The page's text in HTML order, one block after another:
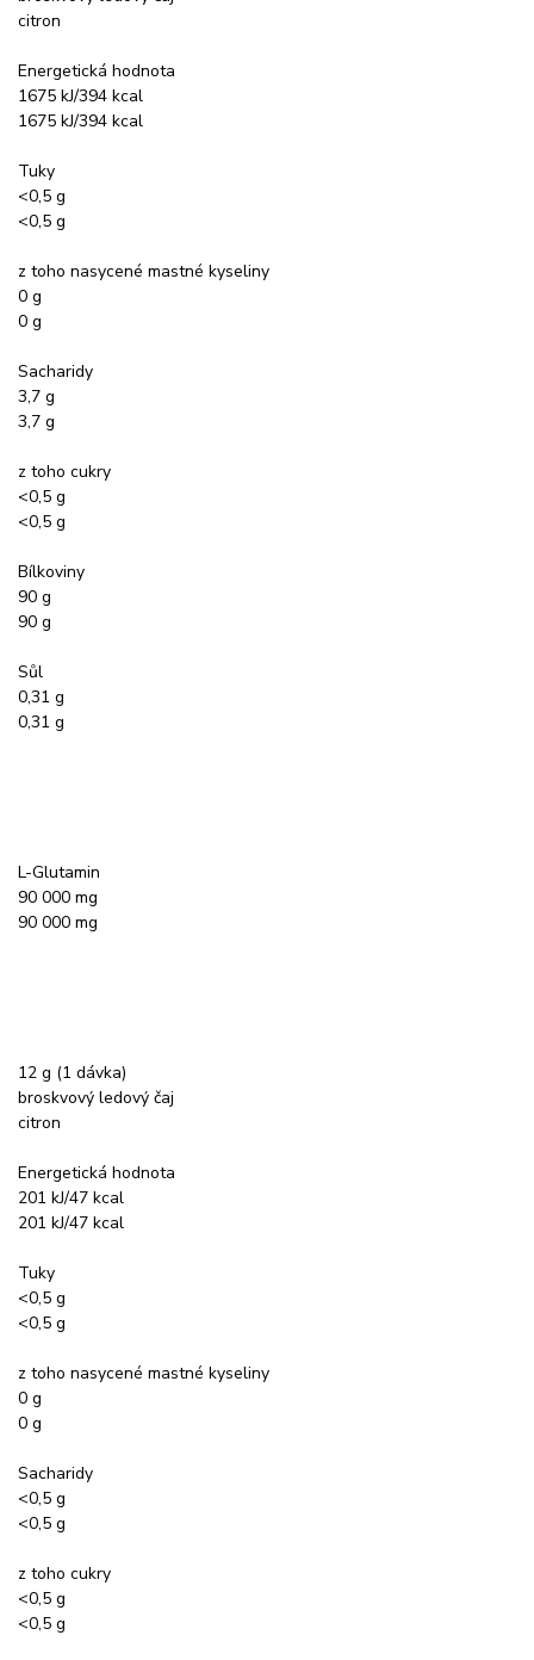
citron
Energetická hodnota
1675 kJ/394 kcal
1675 kJ/394 kcal
Tuky
<0,5 g
<0,5 g
z toho nasycené mastné kyseliny
0 g
0 g
Sacharidy
3,7 g
3,7 g
z toho cukry
<0,5 g
<0,5 g
Bílkoviny
90 g
90 g
Sůl
0,31 g
0,31 g
L-Glutamin
90 000 mg
90 000 mg
12 g (1 dávka)
broskvový ledový čaj
citron
Energetická hodnota
201 kJ/47 kcal
201 kJ/47 kcal
Tuky
<0,5 g
<0,5 g
z toho nasycené mastné kyseliny
0 g
0 g
Sacharidy
<0,5 g
<0,5 g
z toho cukry
<0,5 g
<0,5 g